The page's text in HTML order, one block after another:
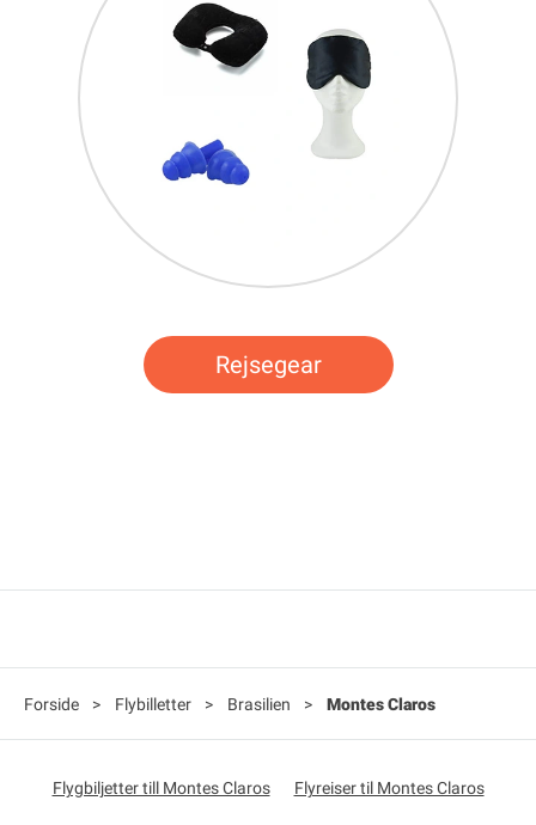
Rejsegear
Forside > Flybilletter > Brasilien > Montes Claros
Flygbiljetter till Montes Claros Flyreiser til Montes Claros